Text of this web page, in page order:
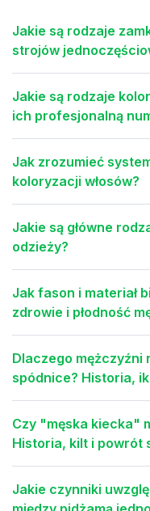
Jakie są rodzaje
strojów
Jakie są rodzaje
ich profesjonalną
Jak zrozumieć
koloryzacji włosów?
Jakie są główne
odzieży?
Jak fason i materiał
zdrowie i płodność
Dlaczego mężczyźni
spódnice? Historia,
Czy "męska kiecka"
Historia, kilt i powrót
Jakie czynniki